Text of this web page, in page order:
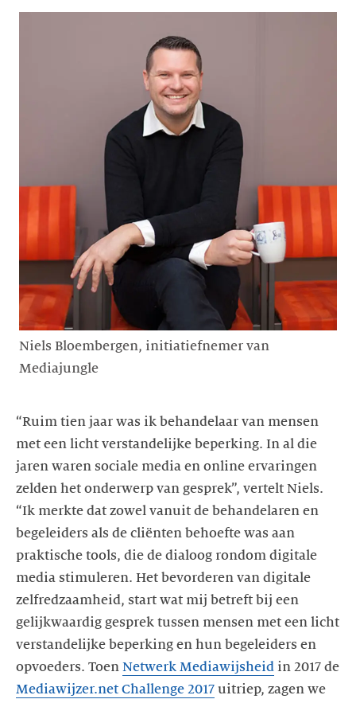
Niels Bloembergen, initiatiefnemer van
Mediajungle
“Ruim tien jaar was ik behandelaar van mensen
met een licht verstandelijke beperking. In al die
jaren waren sociale media en online ervaringen
zelden het onderwerp van gesprek”, vertelt Niels.
“Ik merkte dat zowel vanuit de behandelaren en
begeleiders als de cliënten behoefte was aan
praktische tools, die de dialoog rondom digitale
media stimuleren. Het bevorderen van digitale
zelfredzaamheid, start wat mij betreft bij een
gelijkwaardig gesprek tussen mensen met een licht
verstandelijke beperking en hun begeleiders en
opvoeders. Toen Netwerk Mediawijsheid in 2017 de
Mediawijzer.net Challenge 2017 uitriep, zagen we